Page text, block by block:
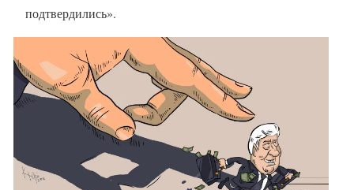
подтвердились».